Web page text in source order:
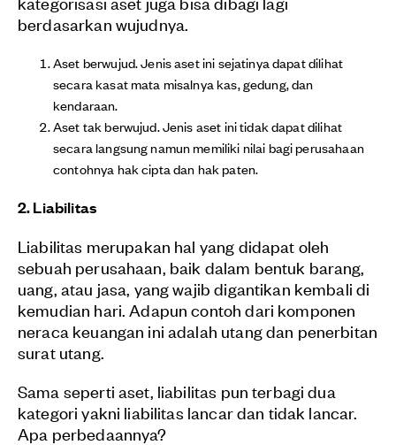
berdasarkan wujudnya.
Aset berwujud. Jenis aset ini sejatinya dapat dilihat
secara kasat mata misalnya kas, gedung, dan
kendaraan.
Aset tak berwujud. Jenis aset ini tidak dapat dilihat
secara langsung namun memiliki nilai bagi perusahaan
contohnya hak cipta dan hak paten.
2. Liabilitas
Liabilitas merupakan hal yang didapat oleh
sebuah perusahaan, baik dalam bentuk barang,
uang, atau jasa, yang wajib digantikan kembali di
kemudian hari. Adapun contoh dari komponen
neraca keuangan ini adalah utang dan penerbitan
surat utang.
Sama seperti aset, liabilitas pun terbagi dua
kategori yakni liabilitas lancar dan tidak lancar.
Apa perbedaannya?